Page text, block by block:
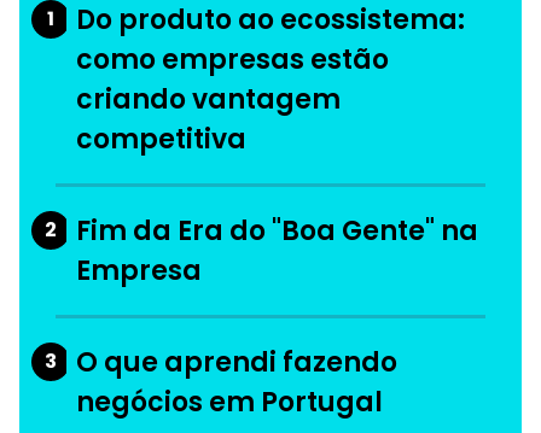
1
Do produto ao ecossistema:
como empresas estão
criando vantagem
competitiva
2
Fim da Era do "Boa Gente" na
Empresa
3
O que aprendi fazendo
negócios em Portugal